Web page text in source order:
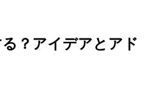
？アイデアとアド